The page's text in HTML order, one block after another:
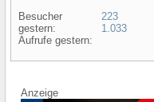
Besucher
gestern:
Aufrufe gestern:
223
1.033
Anzeige